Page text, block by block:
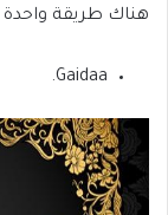
هناك طريقة واحدة
Gaidaa.